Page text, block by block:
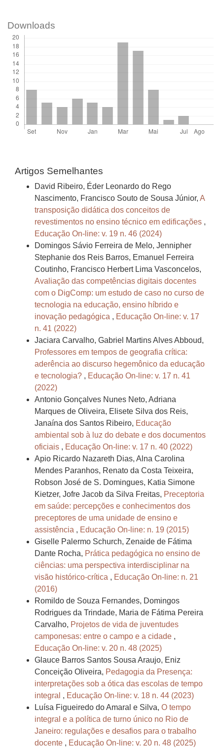
Downloads
Artigos Semelhantes
David Ribeiro, Éder Leonardo do Rego
Nascimento, Francisco Souto de Sousa Júnior, A
transposição didática dos conceitos de
revestimentos no ensino técnico em edificações ,
Educação On-line: v. 19 n. 46 (2024)
Domingos Sávio Ferreira de Melo, Jennipher
Stephanie dos Reis Barros, Emanuel Ferreira
Coutinho, Francisco Herbert Lima Vasconcelos,
Avaliação das competências digitais docentes
com o DigComp: um estudo de caso no curso de
tecnologia na educação, ensino híbrido e
inovação pedagógica , Educação On-line: v. 17
n. 41 (2022)
Jaciara Carvalho, Gabriel Martins Alves Abboud,
Professores em tempos de geografia crítica:
aderência ao discurso hegemônico da educação
e tecnologia? , Educação On-line: v. 17 n. 41
(2022)
Antonio Gonçalves Nunes Neto, Adriana
Marques de Oliveira, Elisete Silva dos Reis,
Janaína dos Santos Ribeiro, Educação
ambiental sob à luz do debate e dos documentos
oficiais , Educação On-line: v. 17 n. 40 (2022)
Apio Ricardo Nazareth Dias, Alna Carolina
Mendes Paranhos, Renato da Costa Teixeira,
Robson José de S. Domingues, Katia Simone
Kietzer, Jofre Jacob da Silva Freitas, Preceptoria
em saúde: percepções e conhecimentos dos
preceptores de uma unidade de ensino e
assistência , Educação On-line: n. 19 (2015)
Giselle Palermo Schurch, Zenaide de Fátima
Dante Rocha, Prática pedagógica no ensino de
ciências: uma perspectiva interdisciplinar na
visão histórico-crítica , Educação On-line: n. 21
(2016)
Romildo de Souza Fernandes, Domingos
Rodrigues da Trindade, Maria de Fátima Pereira
Carvalho, Projetos de vida de juventudes
camponesas: entre o campo e a cidade ,
Educação On-line: v. 20 n. 48 (2025)
Glauce Barros Santos Sousa Araujo, Eniz
Conceição Oliveira, Pedagogia da Presença:
interpretações sob a ótica das escolas de tempo
integral , Educação On-line: v. 18 n. 44 (2023)
Luísa Figueiredo do Amaral e Silva, O tempo
integral e a política de turno único no Rio de
Janeiro: regulações e desafios para o trabalho
docente , Educação On-line: v. 20 n. 48 (2025)